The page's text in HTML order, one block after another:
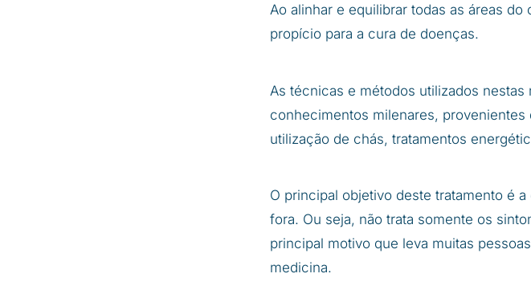
Ao alinhar e equilibrar todas as áreas
propício para a cura de doenças.
As técnicas e métodos utilizados nestas
conhecimentos milenares,
utilização de chás, tratamentos
O principal objetivo deste tratamento é
fora. Ou seja, não trata somente os
principal motivo que leva muitas
medicina.